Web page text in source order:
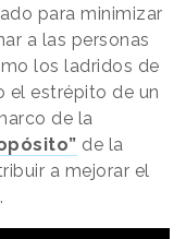
para minimizar
a las personas
los ladridos de
el estrépito de un
de la
de la
a mejorar el